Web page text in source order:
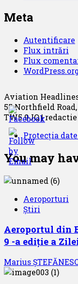
Meta
Autentificare
Flux intrări
Flux
Aviation Headlines
55 Northfield
TW5 9JQ |
Protecția
You may
Aeroporturi
Știri
Aeroportul din
9 -a ediție a
Marius